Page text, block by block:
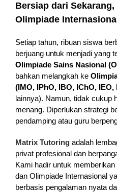
Bersiap dari
Olimpiade Internasional
Setiap tahun, ribuan siswa
berjuang untuk menjadi yang
Olimpiade Sains Nasional
bahkan melangkah ke
(IMO, IPhO, IBO, IChO, IEO,
lainnya). Namun, tidak cukup
menang. Diperlukan strategi
pendamping atau guru
Matrix Tutoringadalah
privat profesional dan
Kami hadir untuk
dan Olimpiade Internasional
berbasis pengalaman nyata